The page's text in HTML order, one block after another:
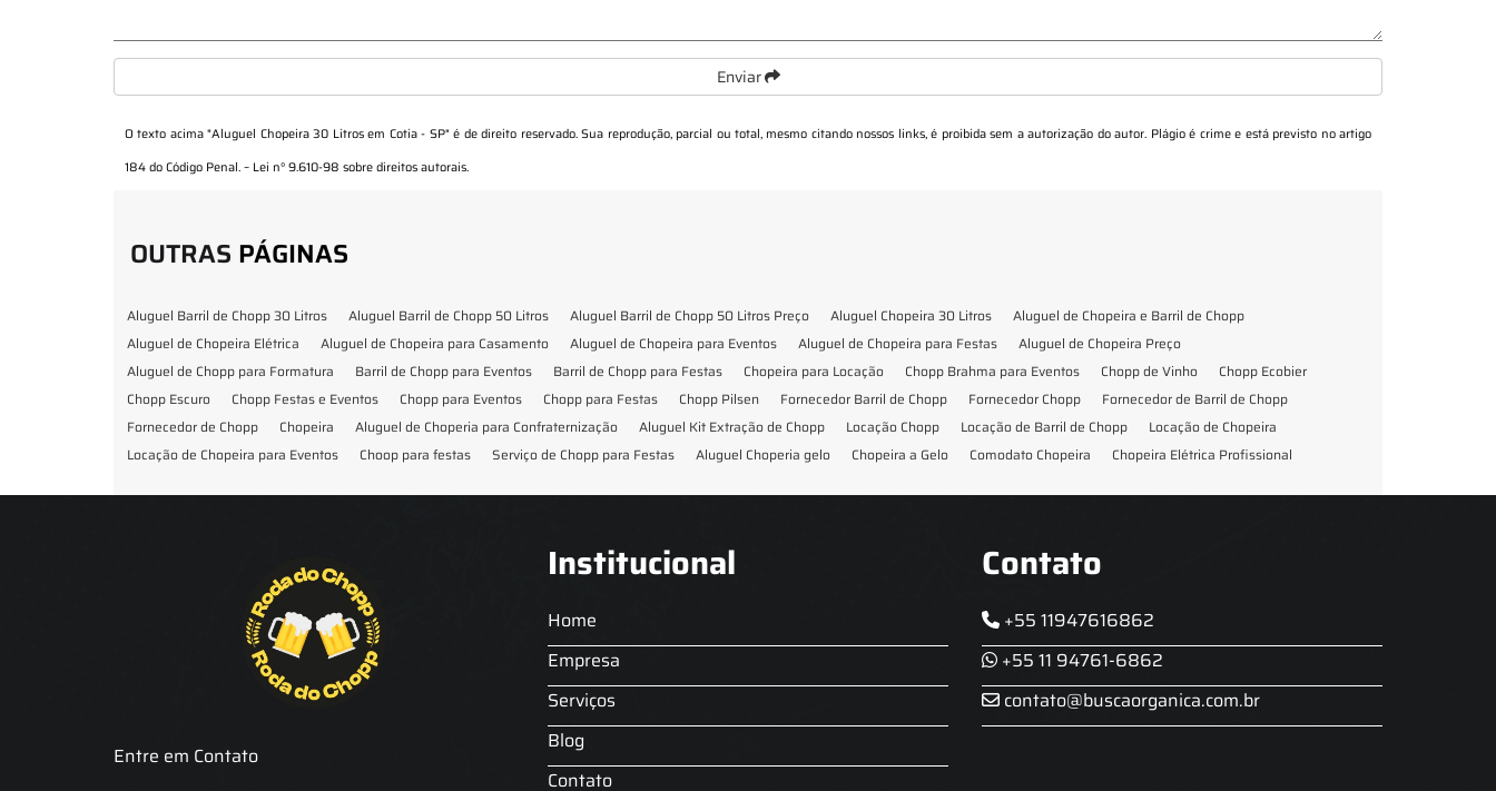
Enviar
O texto acima "Aluguel Chopeira 30 Litros em Cotia - SP" é de direito reservado. Sua reprodução, parcial ou total, mesmo citando nossos links, é proibida sem a autorização do autor. Plágio é crime e está previsto no artigo
184 do Código Penal. – Lei n° 9.610-98 sobre direitos autorais.
OUTRAS PÁGINAS
Aluguel Barril de Chopp 30 Litros Aluguel Barril de Chopp 50 Litros Aluguel Barril de Chopp 50 Litros Preço Aluguel Chopeira 30 Litros
Aluguel de Chopeira e Barril de Chopp
Aluguel de Chopeira Elétrica
Aluguel de Chopeira para Casamento Aluguel de Chopeira para Eventos Aluguel de Chopeira para Festas
Aluguel de Chopeira Preço
Aluguel de Chopp para Formatura
Barril de Chopp para Eventos Barril de Chopp para Festas Chopeira para Locação Chopp Brahma para Eventos Chopp de Vinho
Chopp Ecobier
Chopp Escuro
Chopp Festas e Eventos Chopp para Eventos Chopp para Festas Chopp Pilsen Fornecedor Barril de Chopp Fornecedor Chopp
Fornecedor de Barril de Chopp
Fornecedor de Chopp
Chopeira Aluguel de Choperia para Confraternização Aluguel Kit Extração de Chopp Locação Chopp Locação de Barril de Chopp
Locação de Chopeira
Locação de Chopeira para Eventos
Choop para festas Serviço de Chopp para Festas Aluguel Choperia gelo Chopeira a Gelo Comodato Chopeira
Chopeira Elétrica Profissional
Entre em Contato
Institucional
Home
Empresa
Serviços
Blog
Contato
Contato
+55 11947616862
+55 11 94761-6862
contato@buscaorganica.com.br